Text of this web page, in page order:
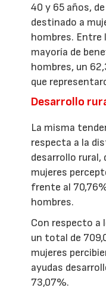
40 y 65 años,
destinado a
hombres. Entre
mayoría de
hombres, un
que
Desarrollo
La misma
respecta a la
desarrollo rural,
mujeres
frente al
hombres.
Con respecto a
un total de
mujeres
ayudas
73,07%.